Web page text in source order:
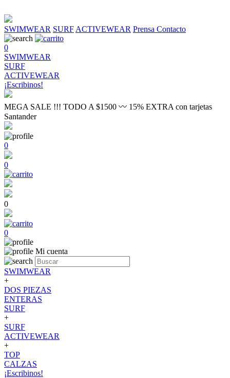
SWIMWEAR SURF ACTIVEWEAR Prensa Contacto
0
SWIMWEAR
SURF
ACTIVEWEAR
¡Escribinos!
MEGA SALE !!! TODO A $1500 〰 15% EXTRA con tarjetas
Santander
0
0
0
0
Mi cuenta
SWIMWEAR
+
DOS PIEZAS
ENTERAS
SURF
+
SURF
ACTIVEWEAR
+
TOP
CALZAS
¡Escribinos!